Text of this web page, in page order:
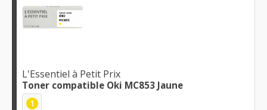
L'Essentiel à Petit Prix
Toner compatible Oki MC853 Jaune
1